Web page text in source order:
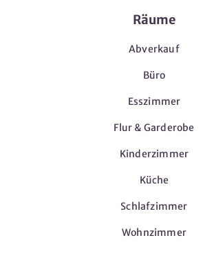
Räume
Abverkauf
Büro
Esszimmer
Flur & Garderobe
Kinderzimmer
Küche
Schlafzimmer
Wohnzimmer